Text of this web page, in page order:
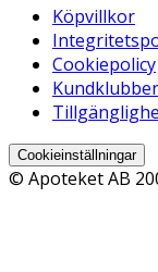
Köpvillkor
Cookiepolicy
Cookieinställningar
© Apoteket AB